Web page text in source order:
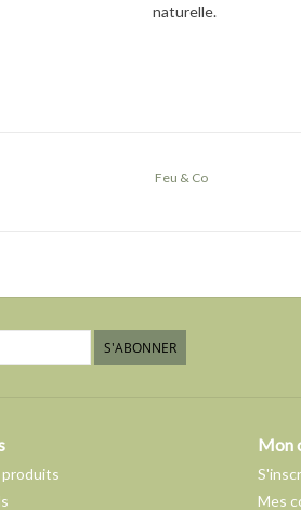
naturelle.
Feu & Co
S'ABONNER
produits
Mon
Mes